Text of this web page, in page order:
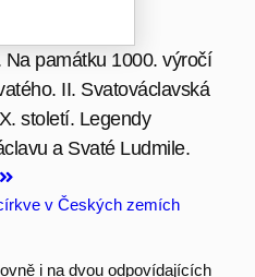
památku 1000. výročí
II. Svatováclavská
století. Legendy
a Svaté Ludmile.
v Českých zemích
i na dvou odpovídajících